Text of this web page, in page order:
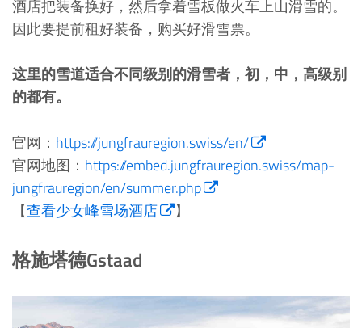
酒店把装备换好，然后拿着雪板做火车上山滑雪的。
因此要提前租好装备，购买好滑雪票。
这里的雪道适合不同级别的滑雪者，初，中，高级别
的都有。
官网： https://jungfrauregion.swiss/en/
官网地图： https://embed.jungfrauregion.swiss/map-
jungfrauregion/en/summer.php
【查看少女峰雪场酒店 】
格施塔德Gstaad